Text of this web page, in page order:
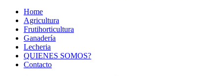
Home
Agricultura
Frutihorticultura
Ganadería
Lecheria
QUIENES SOMOS?
Contacto